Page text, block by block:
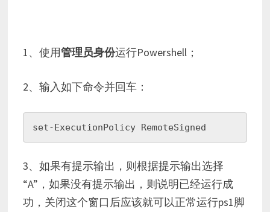
1、使用管理员身份运行Powershell；
2、输入如下命令并回车：
set-ExecutionPolicy RemoteSigned
3、如果有提示输出，则根据提示输出选择
“A”，如果没有提示输出，则说明已经运行成
功，关闭这个窗口后应该就可以正常运行ps1脚